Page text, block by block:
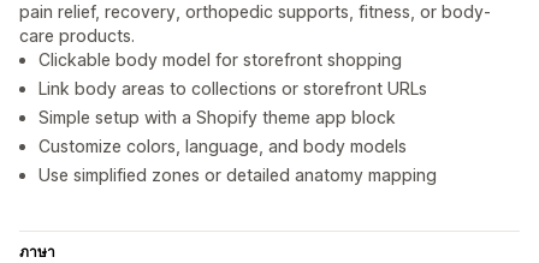
pain relief, recovery, orthopedic supports, fitness, or body-
care products.
Clickable body model for storefront shopping
Link body areas to collections or storefront URLs
Simple setup with a Shopify theme app block
Customize colors, language, and body models
Use simplified zones or detailed anatomy mapping
ภาษา